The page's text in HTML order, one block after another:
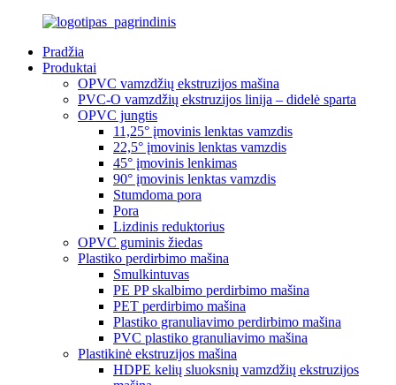
Pradžia
Produktai
OPVC vamzdžių ekstruzijos mašina
PVC-O vamzdžių ekstruzijos linija – didelė sparta
OPVC jungtis
11,25° įmovinis lenktas vamzdis
22,5° įmovinis lenktas vamzdis
45° įmovinis lenkimas
90° įmovinis lenktas vamzdis
Stumdoma pora
Pora
Lizdinis reduktorius
OPVC guminis žiedas
Plastiko perdirbimo mašina
Smulkintuvas
PE PP skalbimo perdirbimo mašina
PET perdirbimo mašina
Plastiko granuliavimo perdirbimo mašina
PVC plastiko granuliavimo mašina
Plastikinė ekstruzijos mašina
HDPE kelių sluoksnių vamzdžių ekstruzijos